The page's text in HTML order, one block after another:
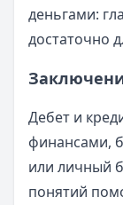
деньгами:
достаточно
Дебет и
финансами,
или личный
понятий